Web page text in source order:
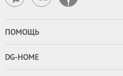
ПОМОЩЬ
DG-HOME